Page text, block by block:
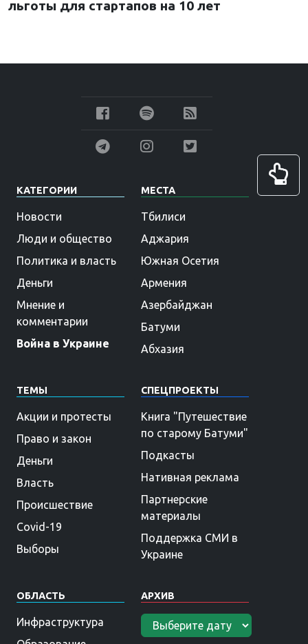
льготы для стартапов на 10 лет
КАТЕГОРИИ
Новости
Люди и общество
Политика и власть
Деньги
Мнение и
комментарии
Война в Украине
МЕСТА
Тбилиси
Аджария
Южная Осетия
Армения
Азербайджан
Батуми
Абхазия
ТЕМЫ
Акции и протесты
Право и закон
Деньги
Власть
Происшествие
Covid-19
Выборы
СПЕЦПРОЕКТЫ
Книга "Путешествие
по старому Батуми"
Подкасты
Нативная реклама
Партнерские
материалы
Поддержка СМИ в
Украине
ОБЛАСТЬ
Инфраструктура
АРХИВ